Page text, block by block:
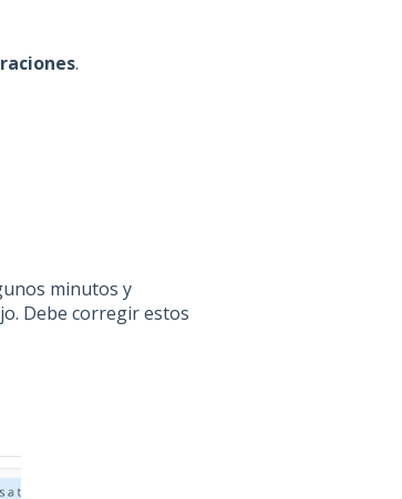
.
minutos y
Debe corregir estos